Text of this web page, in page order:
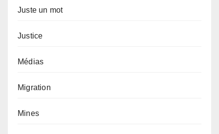
Juste un mot
Justice
Médias
Migration
Mines